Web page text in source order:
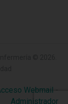
Webmail -
Administrador